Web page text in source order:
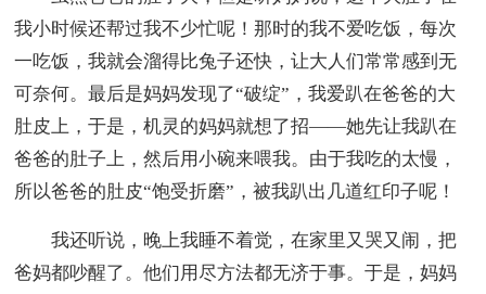
我小时候还帮过我不少忙呢！那时的我不爱吃饭，每次
一吃饭，我就会溜得比兔子还快，让大人们常常感到无
可奈何。最后是妈妈发现了“破绽”，我爱趴在爸爸的大
肚皮上，于是，机灵的妈妈就想了招——她先让我趴在
爸爸的肚子上，然后用小碗来喂我。由于我吃的太慢，
所以爸爸的肚皮“饱受折磨”，被我趴出几道红印子呢！
我还听说，晚上我睡不着觉，在家里又哭又闹，把
爸妈都吵醒了。他们用尽方法都无济于事。于是，妈妈